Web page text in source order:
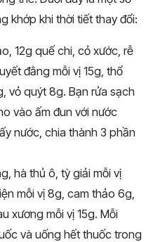
khớp khi thời tiết thay đổi:
12g quế chi, cỏ xước, rễ
đằng mỗi vị 15g, thổ
vỏ quýt 8g. Bạn rửa sạch
vào ấm đun với nước
nước, chia thành 3 phần
hà thủ ô, tỳ giải mỗi vị
mỗi vị 8g, cam thảo 6g,
xương mỗi vị 15g. Mỗi
và uống hết thuốc trong